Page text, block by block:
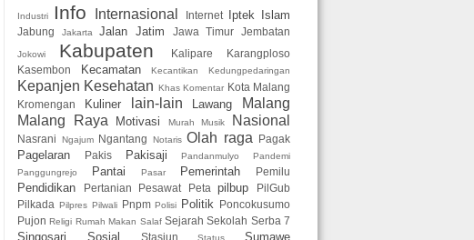
Industri Info Internasional Internet Iptek Islam
Jabung Jakarta Jalan Jatim Jawa Timur Jembatan
Jokowi Kabupaten Kalipare
Karangploso
Kasembon
Kecamatan Kecantikan Kedungpedaringan
Kepanjen Kesehatan Khas Komentar Kota Malang
Kromengan
Kuliner lain-lain Lawang
Malang
Malang Raya
Motivasi Murah Musik Nasional
Nasrani Ngajum Ngantang Notaris Olah raga Pagak
Pagelaran Pakis Pakisaji Pandanmulyo
Pandemi
Panggungrejo
Pantai Pasar Pemerintah Pemilu
Pendidikan Pertanian Pesawat Peta pilbup
PilGub
Pilkada Pilpres Pilwali Pnpm Polisi Politik
Poncokusumo
Pujon Religi Rumah Makan Salaf Sejarah Sekolah Serba 7
Singosari Sosial Stasiun Status Sumawe